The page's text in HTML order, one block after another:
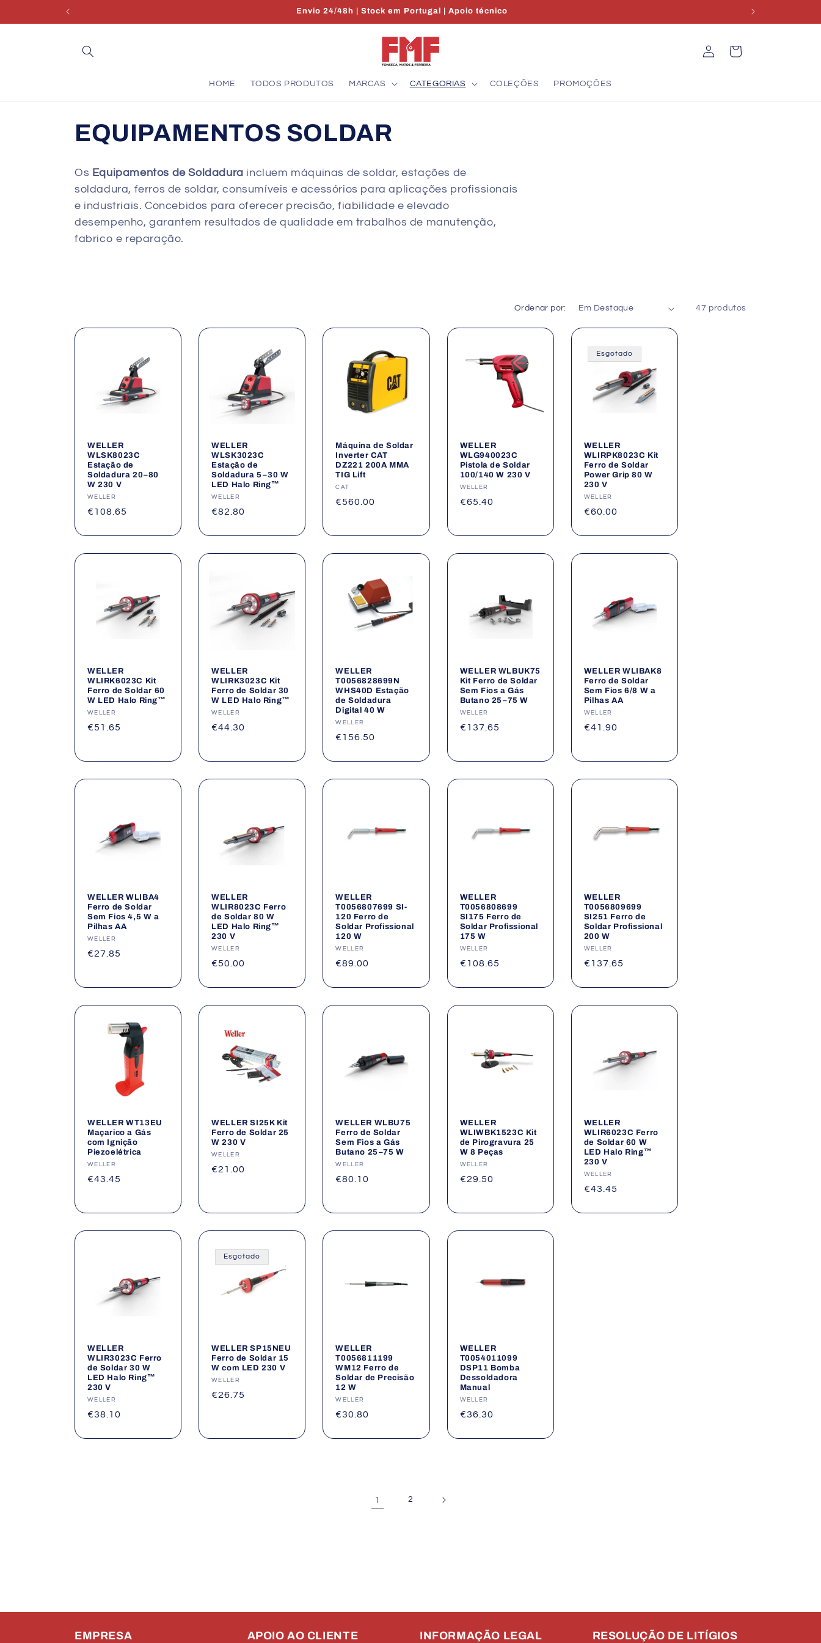
conteúdo
Envio 24/48h | Stock em Portugal | Apoio técnico
HOME TODOS PRODUTOS MARCAS CATEGORIAS COLEÇÕES PROMOÇÕES
sessão
Carrinho
C
o
l
e
o
EQUIPAMENTOS SOLDAR
Os Equipamentos de Soldadura incluem máquinas de soldar, estações de
soldadura, ferros de soldar, consumíveis e acessórios para aplicações profissionais
e industriais. Concebidos para oferecer precisão, fiabilidade e elevado
desempenho, garantem resultados de qualidade em trabalhos de manutenção,
fabrico e reparação.
Ordenar por: 47 produtos
WELLER
WLSK8023C
Estação de
Soldadura 20–80
W 230 V
Fornecedor:
WELLER
Preço
€108.65
WELLER
WLSK3023C
Estação de
Soldadura 5–30 W
LED Halo Ring™
Fornecedor:
WELLER
Preço
€82.80
Máquina de Soldar
Inverter CAT
DZ221 200A MMA
TIG Lift
Fornecedor:
CAT
Preço
€560.00
WELLER
WLG940023C
Pistola de Soldar
100/140 W 230 V
Fornecedor:
WELLER
Preço
€65.40
Esgotado
WELLER
WLIRPK8023C Kit
Ferro de Soldar
Power Grip 80 W
230 V
Fornecedor:
WELLER
Preço
€60.00
WELLER
WLIRK6023C Kit
Ferro de Soldar 60
W LED Halo Ring™
Fornecedor:
WELLER
Preço
€51.65
WELLER
WLIRK3023C Kit
Ferro de Soldar 30
W LED Halo Ring™
Fornecedor:
WELLER
Preço
€44.30
WELLER
T0056828699N
WHS40D Estação
de Soldadura
Digital 40 W
Fornecedor:
WELLER
Preço
€156.50
WELLER WLBUK75
Kit Ferro de Soldar
Sem Fios a Gás
Butano 25–75 W
Fornecedor:
WELLER
Preço
€137.65
WELLER WLIBAK8
Ferro de Soldar
Sem Fios 6/8 W a
Pilhas AA
Fornecedor:
WELLER
Preço
€41.90
WELLER WLIBA4
Ferro de Soldar
Sem Fios 4,5 W a
Pilhas AA
Fornecedor:
WELLER
Preço
€27.85
WELLER
WLIR8023C Ferro
de Soldar 80 W
LED Halo Ring™
230 V
Fornecedor:
WELLER
Preço
€50.00
WELLER
T0056807699 SI-
120 Ferro de
Soldar Profissional
120 W
Fornecedor:
WELLER
Preço
€89.00
WELLER
T0056808699
SI175 Ferro de
Soldar Profissional
175 W
Fornecedor:
WELLER
Preço
€108.65
WELLER
T0056809699
SI251 Ferro de
Soldar Profissional
200 W
Fornecedor:
WELLER
Preço
€137.65
WELLER WT13EU
Maçarico a Gás
com Ignição
Piezoelétrica
Fornecedor:
WELLER
Preço
€43.45
WELLER SI25K Kit
Ferro de Soldar 25
W 230 V
Fornecedor:
WELLER
Preço
€21.00
WELLER WLBU75
Ferro de Soldar
Sem Fios a Gás
Butano 25–75 W
Fornecedor:
WELLER
Preço
€80.10
WELLER
WLIWBK1523C Kit
de Pirogravura 25
W 8 Peças
Fornecedor:
WELLER
Preço
€29.50
WELLER
WLIR6023C Ferro
de Soldar 60 W
LED Halo Ring™
230 V
Fornecedor:
WELLER
Preço
€43.45
WELLER
WLIR3023C Ferro
de Soldar 30 W
LED Halo Ring™
230 V
Fornecedor:
WELLER
Preço
€38.10
Esgotado
WELLER SP15NEU
Ferro de Soldar 15
W com LED 230 V
Fornecedor:
WELLER
Preço
€26.75
WELLER
T0056811199
WM12 Ferro de
Soldar de Precisão
12 W
Fornecedor:
WELLER
Preço
€30.80
WELLER
T0054011099
DSP11 Bomba
Dessoldadora
Manual
Fornecedor:
WELLER
Preço
€36.30
1 2
EMPRESA APOIO AO CLIENTE INFORMAÇÃO LEGAL RESOLUÇÃO DE LITÍGIOS